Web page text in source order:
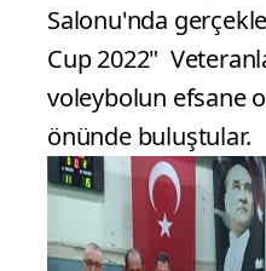
Salonu'nda
Cup 2022"
voleybolun efsane
önünde buluştular.